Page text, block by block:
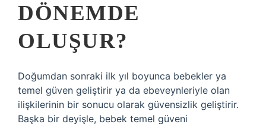
DÖNEMDE
OLUŞUR?
Doğumdan sonraki ilk yıl boyunca bebekler ya
temel güven geliştirir ya da ebeveynleriyle olan
ilişkilerinin bir sonucu olarak güvensizlik geliştirir.
Başka bir deyişle, bebek temel güveni